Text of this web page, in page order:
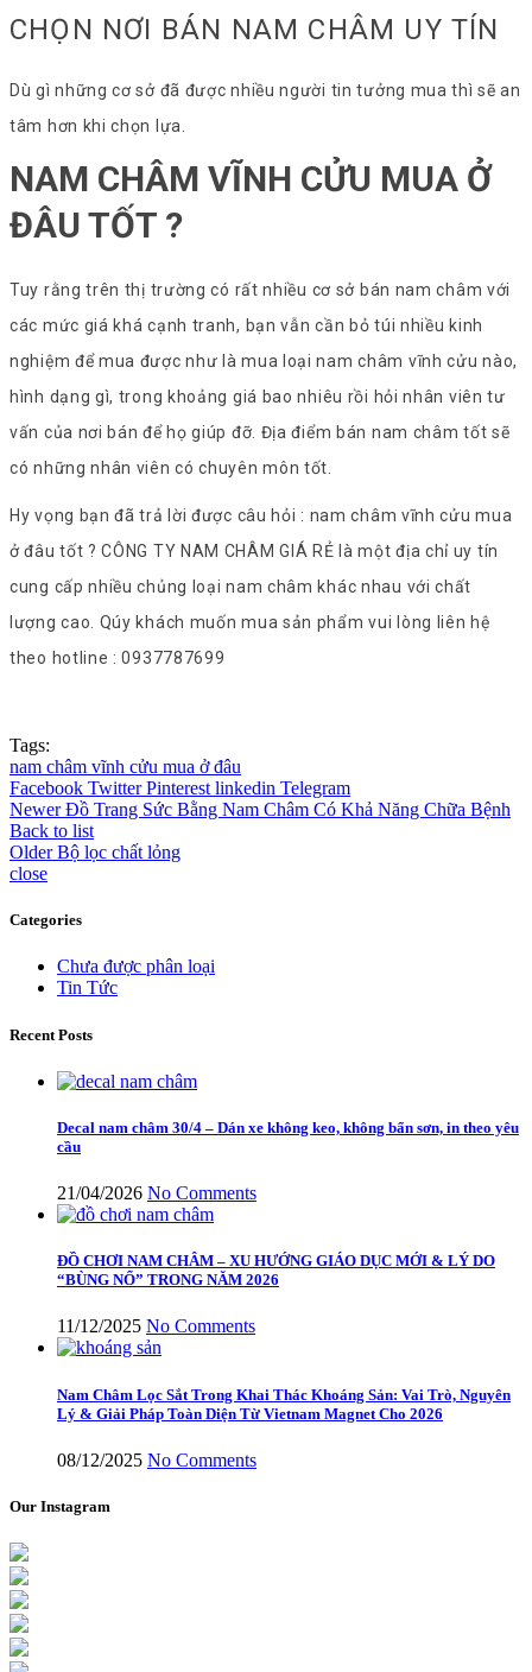
CHỌN NƠI BÁN NAM CHÂM UY TÍN
Dù gì những cơ sở đã được nhiều người tin tưởng mua thì sẽ an
tâm hơn khi chọn lựa.
NAM CHÂM VĨNH CỬU MUA Ở
ĐÂU TỐT ?
Tuy rằng trên thị trường có rất nhiều cơ sở bán nam châm với
các mức giá khá cạnh tranh, bạn vẫn cần bỏ túi nhiều kinh
nghiệm để mua được như là mua loại nam châm vĩnh cửu nào,
hình dạng gì, trong khoảng giá bao nhiêu rồi hỏi nhân viên tư
vấn của nơi bán để họ giúp đỡ. Địa điểm bán nam châm tốt sẽ
có những nhân viên có chuyên môn tốt.
Hy vọng bạn đã trả lời được câu hỏi : nam châm vĩnh cửu mua
ở đâu tốt ? CÔNG TY NAM CHÂM GIÁ RẺ là một địa chỉ uy tín
cung cấp nhiều chủng loại nam châm khác nhau với chất
lượng cao. Qúy khách muốn mua sản phẩm vui lòng liên hệ
theo hotline : 0937787699
Tags:
nam châm vĩnh cửu mua ở đâu
Facebook Twitter Pinterest linkedin Telegram
Newer Đồ Trang Sức Bằng Nam Châm Có Khả Năng Chữa Bệnh
Back to list
Older Bộ lọc chất lỏng
close
Categories
Chưa được phân loại
Tin Tức
Recent Posts
Decal nam châm 30/4 – Dán xe không keo, không bẩn sơn, in theo yêu
cầu
21/04/2026 No Comments
ĐỒ CHƠI NAM CHÂM – XU HƯỚNG GIÁO DỤC MỚI & LÝ DO
“BÙNG NỔ” TRONG NĂM 2026
11/12/2025 No Comments
Nam Châm Lọc Sắt Trong Khai Thác Khoáng Sản: Vai Trò, Nguyên
Lý & Giải Pháp Toàn Diện Từ Vietnam Magnet Cho 2026
08/12/2025 No Comments
Our Instagram